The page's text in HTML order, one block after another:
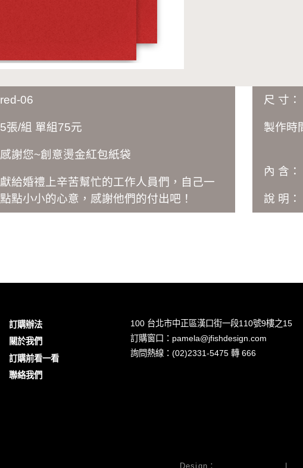
red-06
5張/組 單組75元
感謝您~創意燙金紅包紙袋
獻給婚禮上辛苦幫忙的工作人員們，自己一
點點小小的心意，感謝他們的付出吧！
尺 寸：
製作時
內 含：
說 明：
訂購辦法
關於我們
訂購前看一看
聯絡我們
100 台北市中正區漢口街一段110號9樓之15
訂購窗口：pamela@jfishdesign.com
詢問熱線：(02)2331-5475 轉 666
Design：